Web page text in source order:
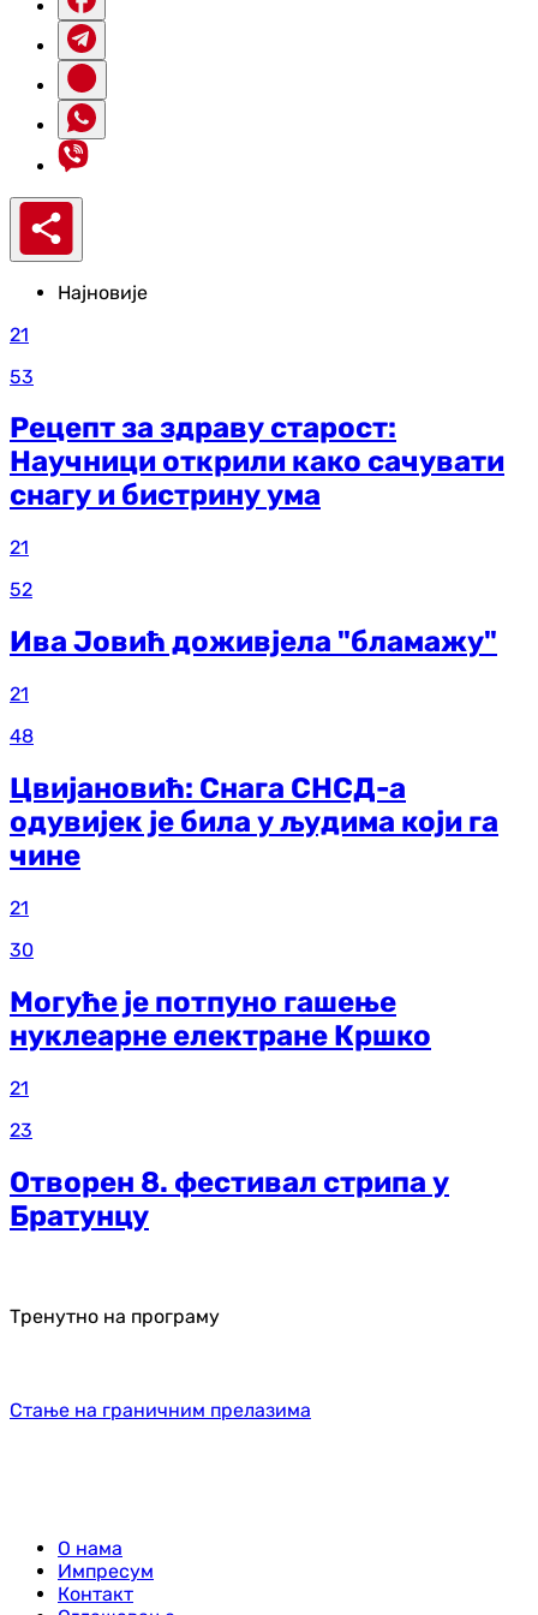
Најновије
21
53
Рецепт за здраву старост:
Научници открили како сачувати
снагу и бистрину ума
21
52
Ива Јовић доживјела "бламажу"
21
48
Цвијановић: Снага СНСД-а
одувијек је била у људима који га
чине
21
30
Могуће је потпуно гашење
нуклеарне електране Кршко
21
23
Отворен 8. фестивал стрипа у
Братунцу
Тренутно на програму
Стање на граничним прелазима
О нама
Импресум
Контакт